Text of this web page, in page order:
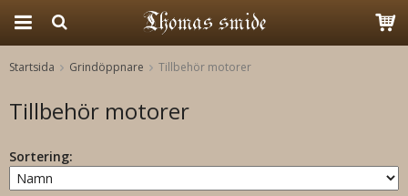
Startsida Grindöppnare Tillbehör motorer
Tillbehör motorer
Sortering: